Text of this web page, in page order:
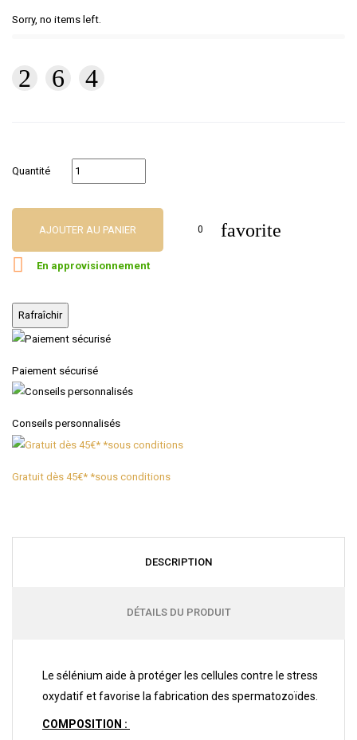
Sorry, no items left.
Quantité
AJOUTER AU PANIER favorite
0
 En approvisionnement
Paiement sécurisé
Conseils personnalisés
Gratuit dès 45€* *sous conditions
DESCRIPTION
DÉTAILS DU PRODUIT
Le sélénium aide à protéger les cellules contre le stress
oxydatif et favorise la fabrication des spermatozoïdes.
COMPOSITION :